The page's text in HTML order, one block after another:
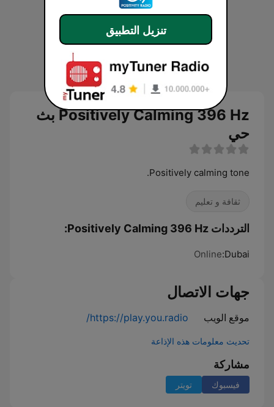
Positively Calming 396 Hz بث
حي
Positively calming tone.
ثقافة و تعليم
الترددات Positively Calming 396 Hz:
Dubai:
Online
جهات الاتصال
موقع الويب https://play.you.radio/
تحديث معلومات هذه الإذاعة
مشاركة
فيسبوك تويتر
تنزيل التطبيق